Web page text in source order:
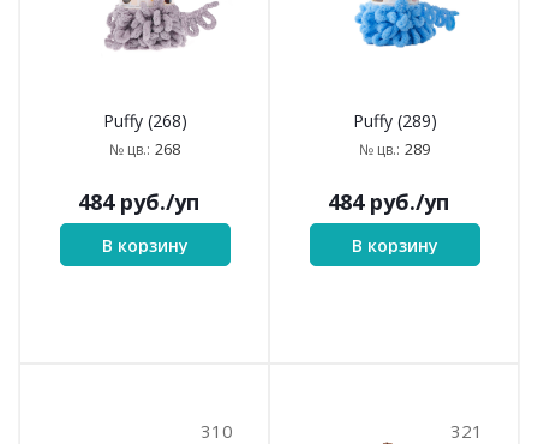
Puffy (268)
№ цв.: 268
484руб./уп
В корзину
Puffy (289)
№ цв.: 289
484руб./уп
В корзину
310 321